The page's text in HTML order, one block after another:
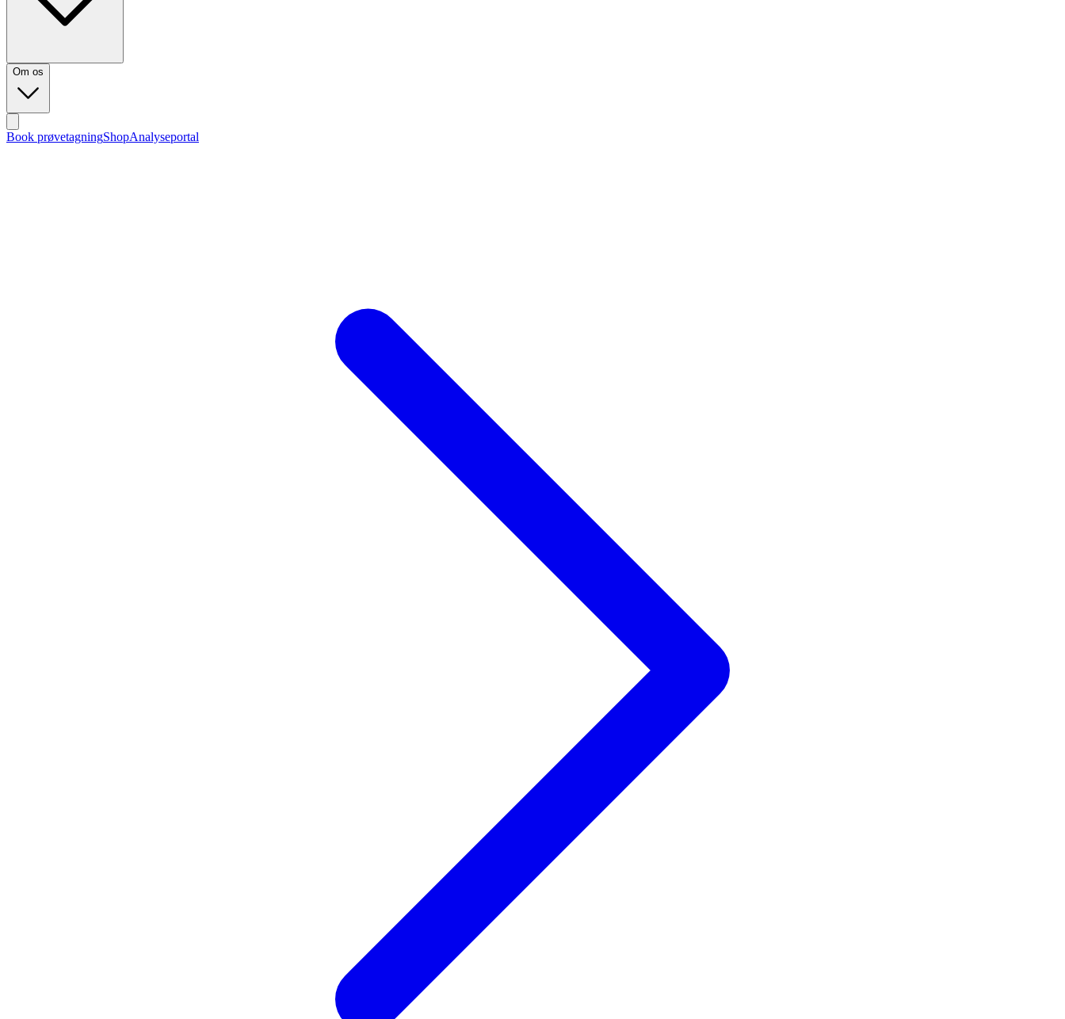
Om os
Book prøvetagningShopAnalyseportal